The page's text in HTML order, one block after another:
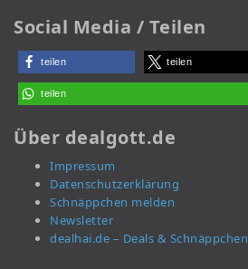
Social Media / Teilen
teilen teilen
teilen
Über dealgott.de
Impressum
Datenschutzerklärung
Schnäppchen melden
Newsletter
dealhai.de – Deals & Schnäppchen